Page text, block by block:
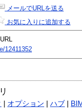
メールでURLを送る
お気に入りに追加する
12411352
オプション ハブ